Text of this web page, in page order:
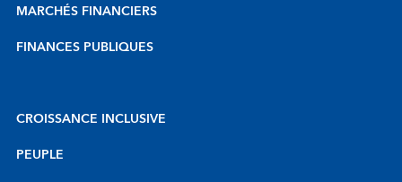
MARCHÉS FINANCIERS
FINANCES PUBLIQUES
CROISSANCE INCLUSIVE
PEUPLE